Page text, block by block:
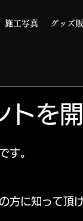
施工写真 グッズ
トを
す。
方に知って頂